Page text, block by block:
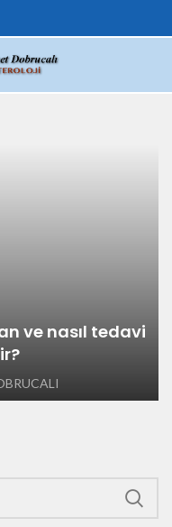
ve nasıl tedavi